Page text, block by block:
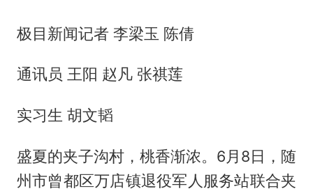
极目新闻记者 李梁玉 陈倩
通讯员 王阳 赵凡 张祺莲
实习生 胡文韬
盛夏的夹子沟村，桃香渐浓。6月8日，随
州市曾都区万店镇退役军人服务站联合夹